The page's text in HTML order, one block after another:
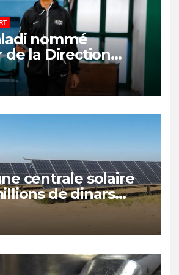
nommé
de la Direction
de l’Arbitrage
centrale solaire
de dinars
la transition
et créer 400